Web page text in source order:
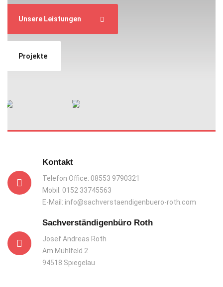
Unsere Leistungen
Projekte
Kontakt
Telefon Office: 08553 9790321
Mobil: 0152 33745563
E-Mail: info@sachverstaendigenbuero-roth.com
Sachverständigenbüro Roth
Josef Andreas Roth
Am Mühlfeld 2
94518 Spiegelau